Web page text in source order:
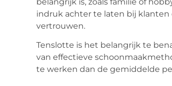
indruk achter te laten bij klanten
vertrouwen.
Tenslotte is het belangrijk te
van effectieve
te werken dan de gemiddelde